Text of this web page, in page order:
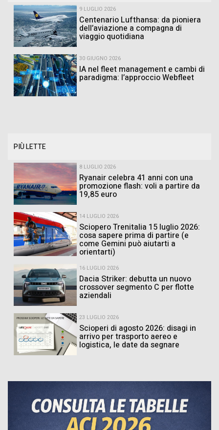
9 LUGLIO 2026
Centenario Lufthansa: da pioniera
dell’aviazione a compagna di
viaggio quotidiana
30 GIUGNO 2026
IA nel fleet management e cambi di
paradigma: l’approccio Webfleet
PIÙ LETTE
8 LUGLIO 2026
Ryanair celebra 41 anni con una
promozione flash: voli a partire da
19,85 euro
14 LUGLIO 2026
Sciopero Trenitalia 15 luglio 2026:
cosa sapere prima di partire (e
come Gemini può aiutarti a
orientarti)
16 LUGLIO 2026
Dacia Striker: debutta un nuovo
crossover segmento C per flotte
aziendali
23 LUGLIO 2026
Scioperi di agosto 2026: disagi in
arrivo per trasporto aereo e
logistica, le date da segnare